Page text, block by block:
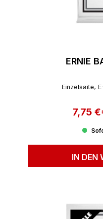
ERNIE
Einzelsaite,
7,75
IN DEN